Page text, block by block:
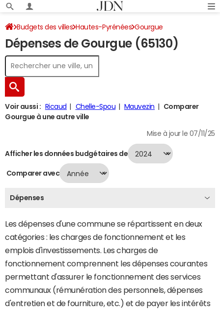
Budgets des villes Hautes-Pyrénées Gourgue
Dépenses 2024
Dépenses de Gourgue (65130)
Voir aussi : Ricaud Chelle-Spou Mauvezin
Comparer
Gourgue à une autre ville
Mise à jour le 07/11/25
Afficher les données budgétaires de
Comparer avec
Dépenses
Les dépenses d'une commune se répartissent en deux
catégories : les charges de fonctionnement et les
emplois d'investissements. Les charges de
fonctionnement comprennent les dépenses courantes
permettant d'assurer le fonctionnement des services
communaux (rémunération des personnels, dépenses
d'entretien et de fourniture, etc.) et de payer les intérêts